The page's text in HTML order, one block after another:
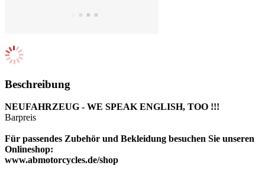
Beschreibung
NEUFAHRZEUG - WE SPEAK ENGLISH, TOO !!!
Barpreis
Für passendes Zubehör und Bekleidung besuchen Sie unseren
Onlineshop:
www.abmotorcycles.de/shop